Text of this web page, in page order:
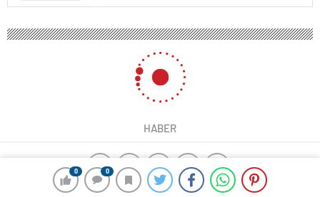
0 0
HABER